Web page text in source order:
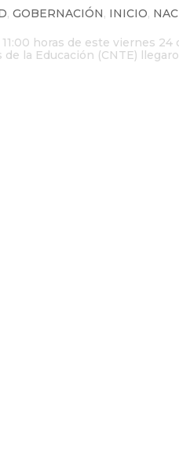
,GOBERNACIÓN, INICIO,
horas de este viernes 24
la Educación (CNTE)